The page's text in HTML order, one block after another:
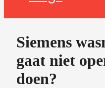
Siemens
gaat niet
doen?